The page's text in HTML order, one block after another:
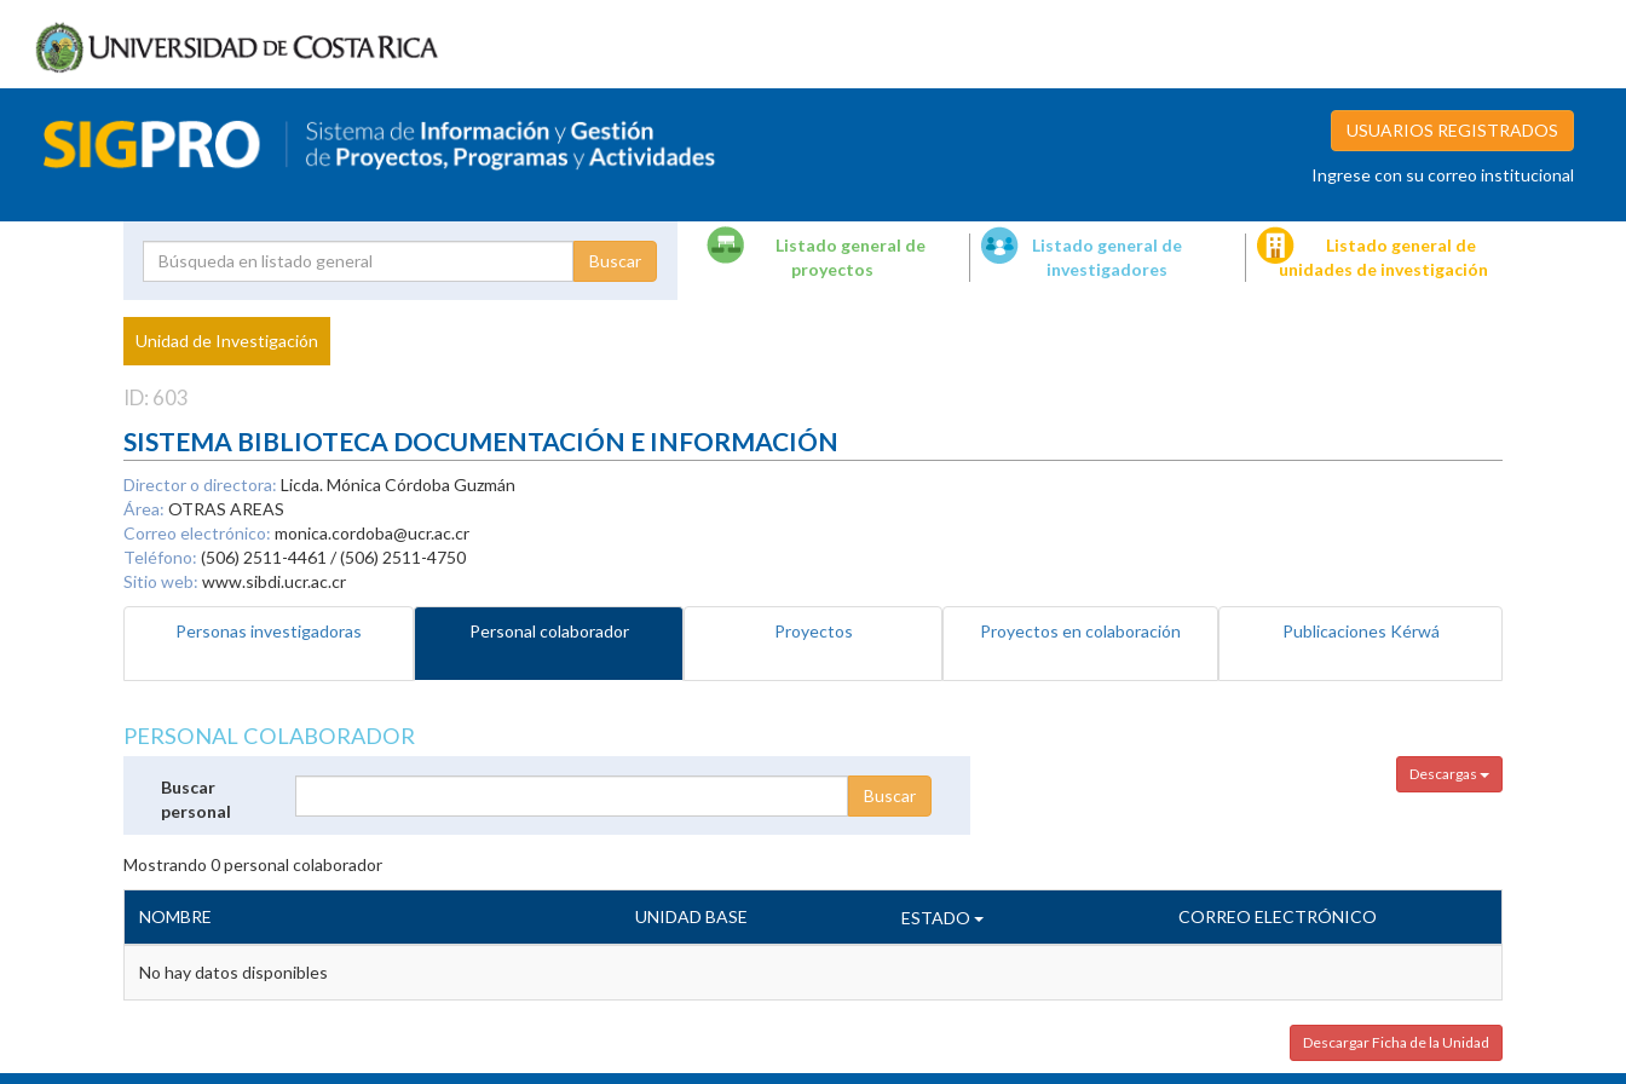
USUARIOS REGISTRADOS
Ingrese con su correo institucional
Proyecto
Investigador
Listado general de
proyectos
Listado general de
investigadores
Listado general de
unidades de investigación
Unidad de Investigación
ID: 603
SISTEMA BIBLIOTECA DOCUMENTACIÓN E INFORMACIÓN
Director o directora: Licda. Mónica Córdoba Guzmán
Área: OTRAS AREAS
Correo electrónico: monica.cordoba@ucr.ac.cr
Teléfono: (506) 2511-4461 / (506) 2511-4750
Sitio web: www.sibdi.ucr.ac.cr
Personas investigadoras Personal colaborador Proyectos Proyectos en colaboración Publicaciones Kérwá
PERSONAL COLABORADOR
Descargas
Buscar
personal
Mostrando 0personal colaborador
NOMBRE UNIDAD BASE ESTADO CORREO ELECTRÓNICO
No hay datos disponibles
Descargar Ficha de la Unidad